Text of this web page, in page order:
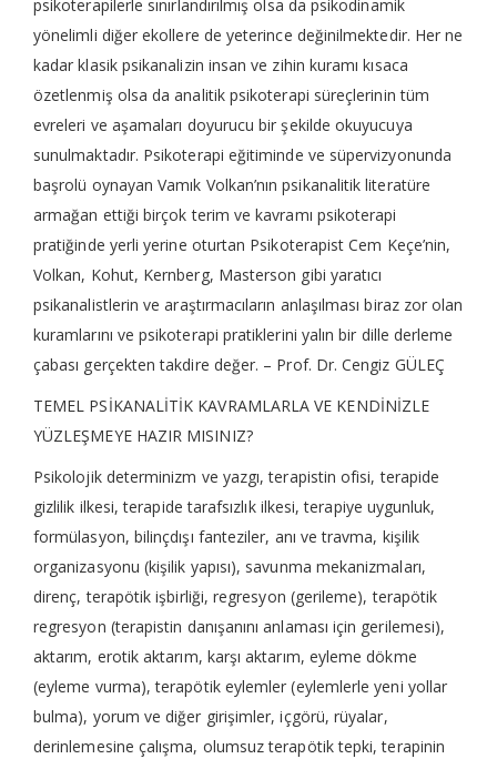
psikoterapilerle sınırlandırılmış olsa da psikodinamik
yönelimli diğer ekollere de yeterince değinilmektedir. Her ne
kadar klasik psikanalizin insan ve zihin kuramı kısaca
özetlenmiş olsa da analitik psikoterapi süreçlerinin tüm
evreleri ve aşamaları doyurucu bir şekilde okuyucuya
sunulmaktadır. Psikoterapi eğitiminde ve süpervizyonunda
başrolü oynayan Vamık Volkan’nın psikanalitik literatüre
armağan ettiği birçok terim ve kavramı psikoterapi
pratiğinde yerli yerine oturtan Psikoterapist Cem Keçe’nin,
Volkan, Kohut, Kernberg, Masterson gibi yaratıcı
psikanalistlerin ve araştırmacıların anlaşılması biraz zor olan
kuramlarını ve psikoterapi pratiklerini yalın bir dille derleme
çabası gerçekten takdire değer. – Prof. Dr. Cengiz GÜLEÇ
TEMEL PSİKANALİTİK KAVRAMLARLA VE KENDİNİZLE
YÜZLEŞMEYE HAZIR MISINIZ?
Psikolojik determinizm ve yazgı, terapistin ofisi, terapide
gizlilik ilkesi, terapide tarafsızlık ilkesi, terapiye uygunluk,
formülasyon, bilinçdışı fanteziler, anı ve travma, kişilik
organizasyonu (kişilik yapısı), savunma mekanizmaları,
direnç, terapötik işbirliği, regresyon (gerileme), terapötik
regresyon (terapistin danışanını anlaması için gerilemesi),
aktarım, erotik aktarım, karşı aktarım, eyleme dökme
(eyleme vurma), terapötik eylemler (eylemlerle yeni yollar
bulma), yorum ve diğer girişimler, içgörü, rüyalar,
derinlemesine çalışma, olumsuz terapötik tepki, terapinin